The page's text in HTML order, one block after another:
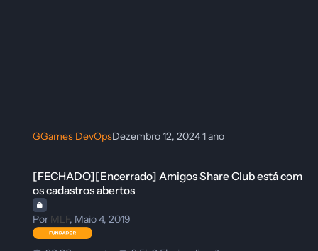
GGames DevOpsDezembro 12, 20241 ano
[FECHADO][Encerrado] Amigos Share Club está com
os cadastros abertos
Por MLF, Maio 4, 2019